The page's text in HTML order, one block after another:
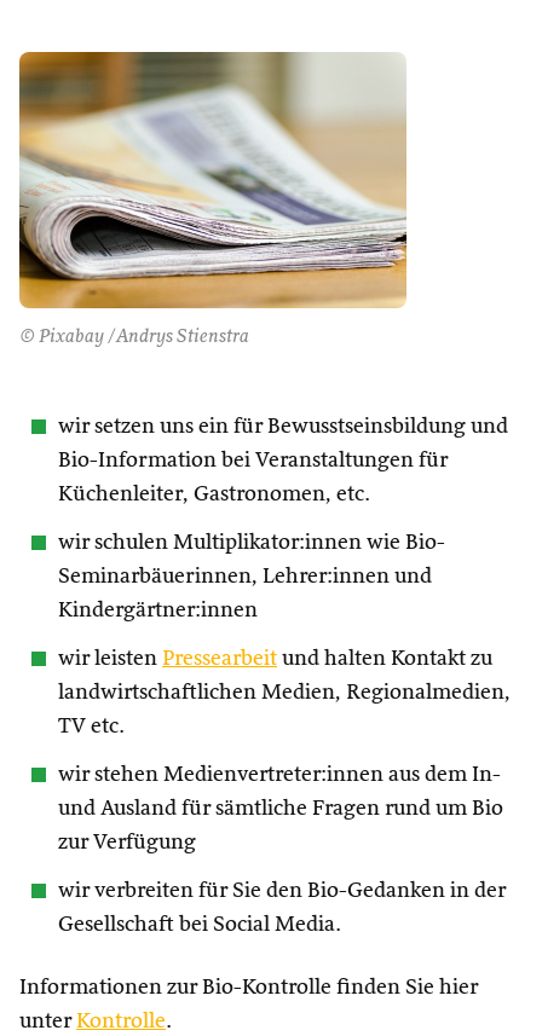
© Pixabay /Andrys Stienstra
wir setzen uns ein für Bewusstseinsbildung und
Bio-Information bei Veranstaltungen für
Küchenleiter, Gastronomen, etc.
wir schulen Multiplikator:innen wie Bio-
Seminarbäuerinnen, Lehrer:innen und
Kindergärtner:innen
wir leisten Pressearbeit und halten Kontakt zu
landwirtschaftlichen Medien, Regionalmedien,
TV etc.
wir stehen Medienvertreter:innen aus dem In-
und Ausland für sämtliche Fragen rund um Bio
zur Verfügung
wir verbreiten für Sie den Bio-Gedanken in der
Gesellschaft bei Social Media.
Informationen zur Bio-Kontrolle finden Sie hier
unterKontrolle.